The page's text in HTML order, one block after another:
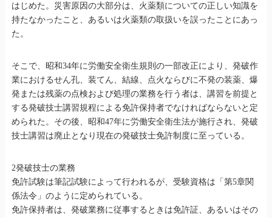
はじめた。災害原因の大部分は、火薬類についての正しい知識を
持たなかったこと、あるいは火薬類の取扱いを誤ったことにあっ
た。
そこで、昭和34年に労働安全衛生規則の一部改正により、発破作
業におけるせん孔、装てん、結線、点火ならびに不発の装薬、爆
発または残薬の点検および処理の業務を行う者は、講習を前提と
する発破技士講習規程による免許保持者でなければならないと定
められた。その後、昭和47年に労働安全衛生法が施行され、発破
技士講習は廃止となり現在の発破技士免許制度に至っている。
2発破技士の業務
免許試験は筆記試験によって行われるが、受験資格は「第5章関
係法令」のように定められている。
免許保持者は、発破業務に従事するときは免許証、あるいはその